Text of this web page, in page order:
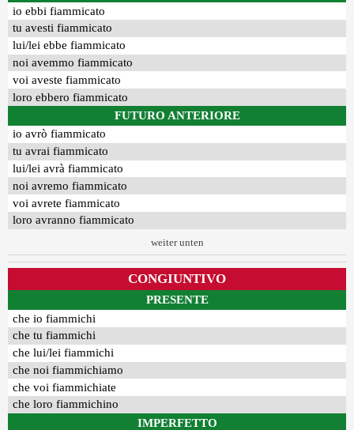
io ebbi fiammicato
tu avesti fiammicato
lui/lei ebbe fiammicato
noi avemmo fiammicato
voi aveste fiammicato
loro ebbero fiammicato
FUTURO ANTERIORE
io avrò fiammicato
tu avrai fiammicato
lui/lei avrà fiammicato
noi avremo fiammicato
voi avrete fiammicato
loro avranno fiammicato
weiter unten
CONGIUNTIVO
PRESENTE
che io fiammichi
che tu fiammichi
che lui/lei fiammichi
che noi fiammichiamo
che voi fiammichiate
che loro fiammichino
IMPERFETTO